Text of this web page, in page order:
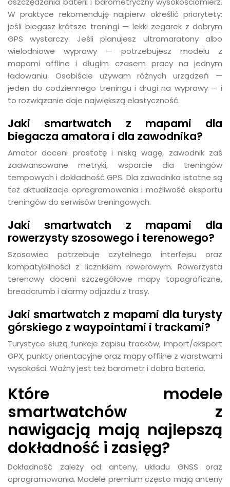
W praktyce rekomenduję najpierw określić priorytety:
jeśli biegasz krótsze treningi — lekki zegarek z dobrym
GPS wystarczy. Jeśli planujesz ultramaratony albo
wielodniowe wyprawy — potrzebujesz modelu z
mapami offline i długim czasem pracy na jednym
ładowaniu. Osobiście używam różnych urządzeń —
jeden do codziennego treningu i drugi na wyprawy — i
to rozwiązanie daje największą elastyczność.
Jaki smartwatch z mapami dla
biegacza amatora i dla zawodnika?
Amator doceni prostotę i niską wagę, zawodnik zaś
zaawansowane metryki, wsparcie dla treningów
tempowych i dokładność GPS. Dla zawodnika istotne są
też aktualizacje oprogramowania i możliwość eksportu
treningów do serwisów treningowych.
Jaki smartwatch z mapami dla
rowerzysty szosowego i terenowego?
Szosowiec potrzebuje czytelnego interfejsu oraz
kompatybilności z licznikiem rowerowym. Rowerzysta
terenowy doceni szczegółowe mapy topograficzne,
breadcrumb i alarmy odjazdu z trasy.
Jaki smartwatch z mapami dla turysty
górskiego z waypointami i trackami?
Turystyce służą funkcje zapisu tracków, import/eksport
GPX, punkty orientacyjne oraz mapy offline z warstwami
wysokości. Ważny jest też barometr i dobra bateria.
Które modele
smartwatchów z
nawigacją mają najlepszą
dokładność i zasięg?
Dokładność zależy od anteny, układu GNSS oraz
oprogramowania. Modele premium często mają anteny